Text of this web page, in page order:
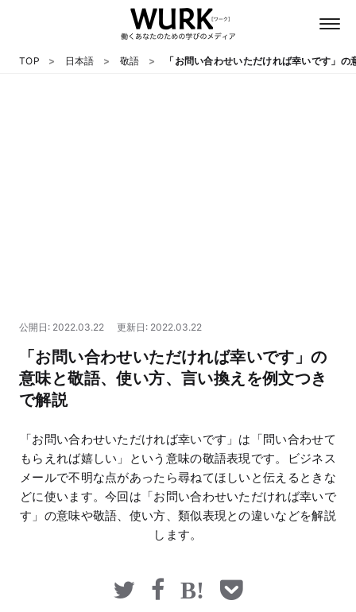
マネー
TOP 日本語 敬語 「お問い合わせいただければ幸いです」
公開日: 2022.03.22 更新日: 2022.03.22
「お問い合わせいただければ幸いです」の
意味と敬語、使い方、言い換えを例文つき
で解説
「お問い合わせいただければ幸いです」は「問い合わせて
もらえれば嬉しい」という意味の敬語表現です。ビジネス
メールで不明な点があったら尋ねてほしいと伝えるときな
どに使います。今回は「お問い合わせいただければ幸いで
す」の意味や敬語、使い方、類似表現との違いなどを解説
します。